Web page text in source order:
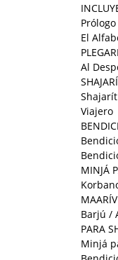
El
Al
Viajero
MINJÁ
Barjú /
PARA
Minjá